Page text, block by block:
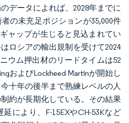
データによれば、2028年までに
の未充足ポジションが35,000件
ャップが生じると見込まれてい
ロシアの輸出規制を受けて2024
ウム押出材のリードタイムは52
およびLockheed Martinが開始し
十年の後半まで熟練レベルの人
約が長期化している。その結果
により、F-15EXやCH-53Kなど